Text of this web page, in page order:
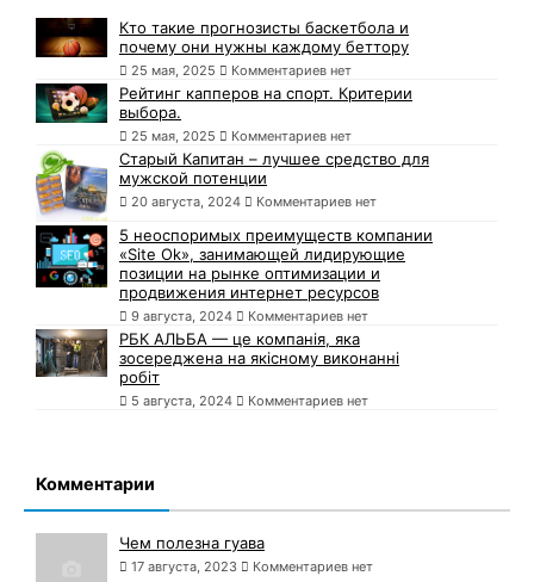
Кто такие прогнозисты баскетбола и
почему они нужны каждому беттору
25 мая, 2025 Комментариев нет
Рейтинг капперов на спорт. Критерии
выбора.
25 мая, 2025 Комментариев нет
Старый Капитан – лучшее средство для
мужской потенции
20 августа, 2024 Комментариев нет
5 неоспоримых преимуществ компании
«Site Ok», занимающей лидирующие
позиции на рынке оптимизации и
продвижения интернет ресурсов
9 августа, 2024 Комментариев нет
РБК АЛЬБА — це компанія, яка
зосереджена на якісному виконанні
робіт
5 августа, 2024 Комментариев нет
Комментарии
Чем полезна гуава
17 августа, 2023 Комментариев нет